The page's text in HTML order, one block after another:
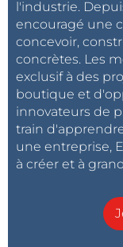
l'industrie.
encouragé une
concevoir,
concrètes. Les
exclusif à des
boutique et
innovateurs de
train
une entreprise,
à créer et à